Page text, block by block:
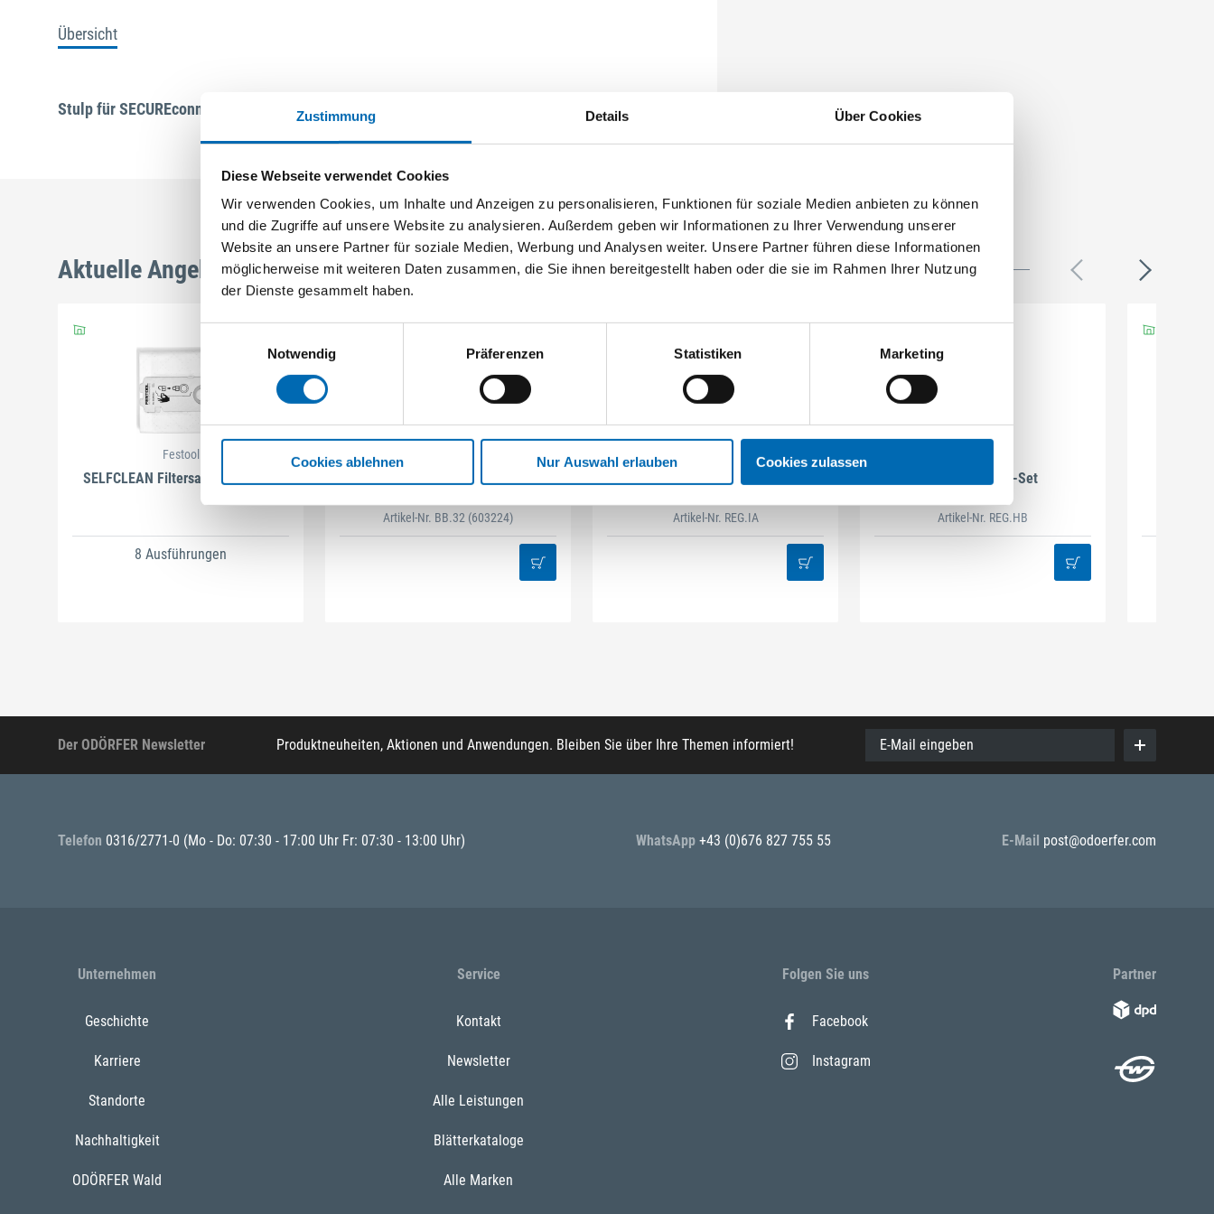
Zustimmung Details Über Cookies
Diese Webseite verwendet Cookies
Wir verwenden Cookies, um Inhalte und Anzeigen zu personalisieren, Funktionen für soziale Medien anbieten zu können
und die Zugriffe auf unsere Website zu analysieren. Außerdem geben wir Informationen zu Ihrer Verwendung unserer
Website an unsere Partner für soziale Medien, Werbung und Analysen weiter. Unsere Partner führen diese Informationen
möglicherweise mit weiteren Daten zusammen, die Sie ihnen bereitgestellt haben oder die sie im Rahmen Ihrer Nutzung
der Dienste gesammelt haben.
Notwendig
Präferenzen Statistiken Marketing
Cookies ablehnen Nur Auswahl erlauben Cookies zulassen
Übersicht
Stulp für SECUREconnect Rahmenteil U-Stulp 366 x 30 x 8 x 2 mm, kantig
Aktuelle Angebote
Festool
SELFCLEAN Filtersack SC FIS-CT
8 Ausführungen
Bit-Box 32-tlg Mix
Artikel-Nr. BB.32 (603224)
Innenausbau Regal-Set
Artikel-Nr. REG.IA
Holzbau Regal-Set
Artikel-Nr. REG.HB
Der ODÖRFER Newsletter Produktneuheiten, Aktionen und Anwendungen. Bleiben Sie über Ihre Themen informiert! E-Mail eingeben
Telefon 0316/2771-0 (Mo - Do: 07:30 - 17:00 Uhr Fr: 07:30 - 13:00 Uhr) WhatsApp +43 (0)676 827 755 55 E-Mail post@odoerfer.com
Unternehmen
Geschichte
Karriere
Standorte
Nachhaltigkeit
ODÖRFER Wald
Service
Kontakt
Newsletter
Alle Leistungen
Blätterkataloge
Alle Marken
Folgen Sie uns
Facebook
Instagram
Partner